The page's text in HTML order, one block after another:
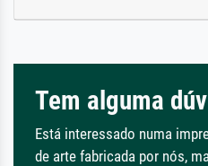
Tem alguma
Está interessado numa
de arte fabricada por nós,